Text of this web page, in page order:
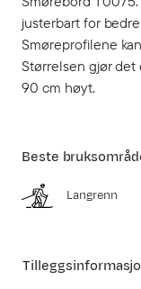
justerbart for
Smøreprofilene
Størrelsen gjør det
90 cm høyt.
Beste
Langrenn